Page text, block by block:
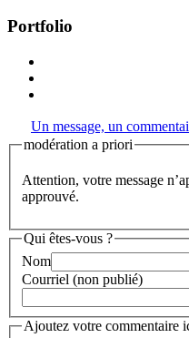
Portfolio
Un message, un
modération a priori
Attention, votre message
approuvé.
Qui êtes-vous ?
Nom
Courriel (non publié)
Ajoutez votre commentaire